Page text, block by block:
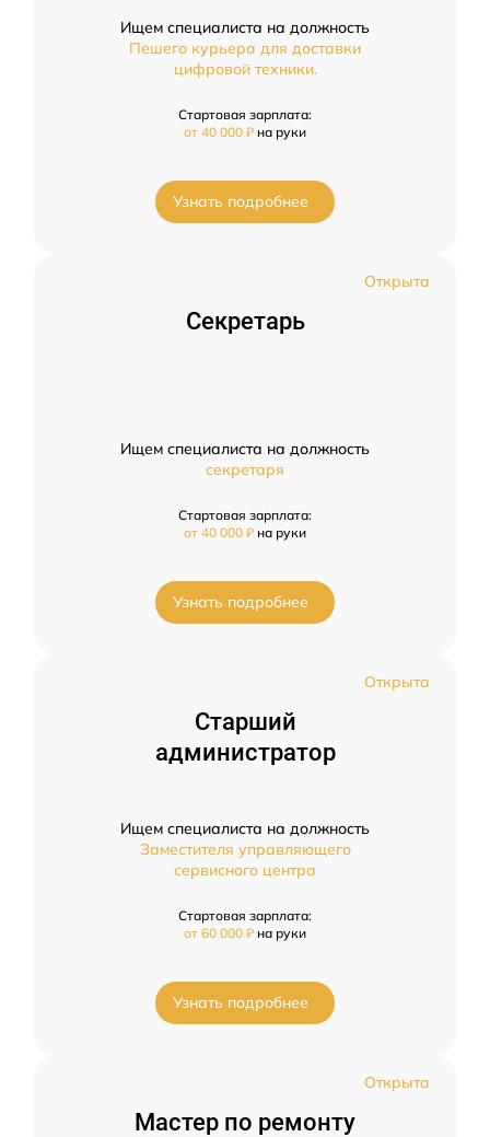
Ищем специалиста на должность
Пешего курьера для доставки
цифровой техники.
Стартовая зарплата:
от 40 000 ₽ на руки
Узнать подробнее
Открыта
Секретарь
Ищем специалиста на должность
секретаря
Стартовая зарплата:
от 40 000 ₽ на руки
Узнать подробнее
Открыта
Старший
администратор
Ищем специалиста на должность
Заместителя управляющего
сервисного центра
Стартовая зарплата:
от 60 000 ₽ на руки
Узнать подробнее
Открыта
Мастер по ремонту